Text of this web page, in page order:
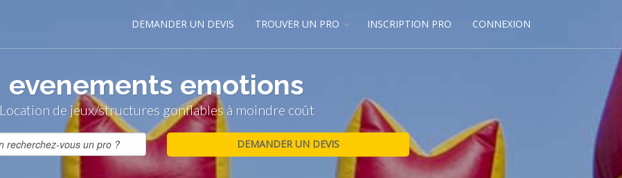
DEMANDER UN DEVIS TROUVER UN PRO INSCRIPTION PRO CONNEXION
evenements emotions
Location de jeux/structures gonflables à moindre coût